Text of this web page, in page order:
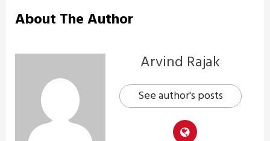
About The Author
Arvind Rajak
See author's posts